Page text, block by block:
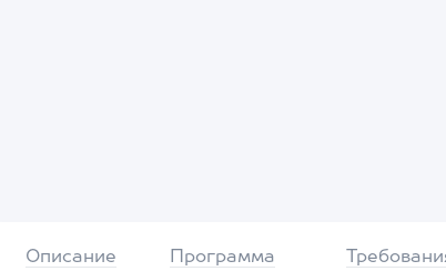
Описание Программа